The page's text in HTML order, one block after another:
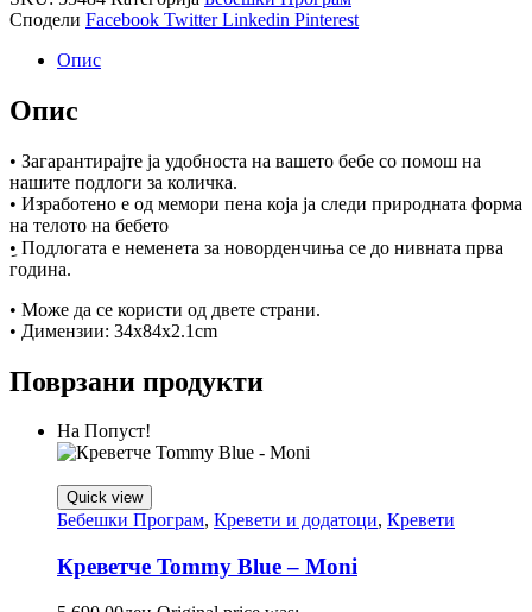
Сподели Facebook Twitter Linkedin Pinterest
Опис
Опис
• Загарантирајте ја удобноста на вашето бебе со помош на
нашите подлоги за количка.
• Изработено е од мемори пена која ја следи природната форма
на телото на бебето
ِ• Подлогата е неменета за новорденчиња се до нивната прва
година.
• Може да се користи од двете страни.
• Димензии: 34x84x2.1cm
Поврзани продукти
На Попуст!
Quick view
Бебешки Програм, Кревети и додатоци, Кревети
Креветче Tommy Blue – Moni